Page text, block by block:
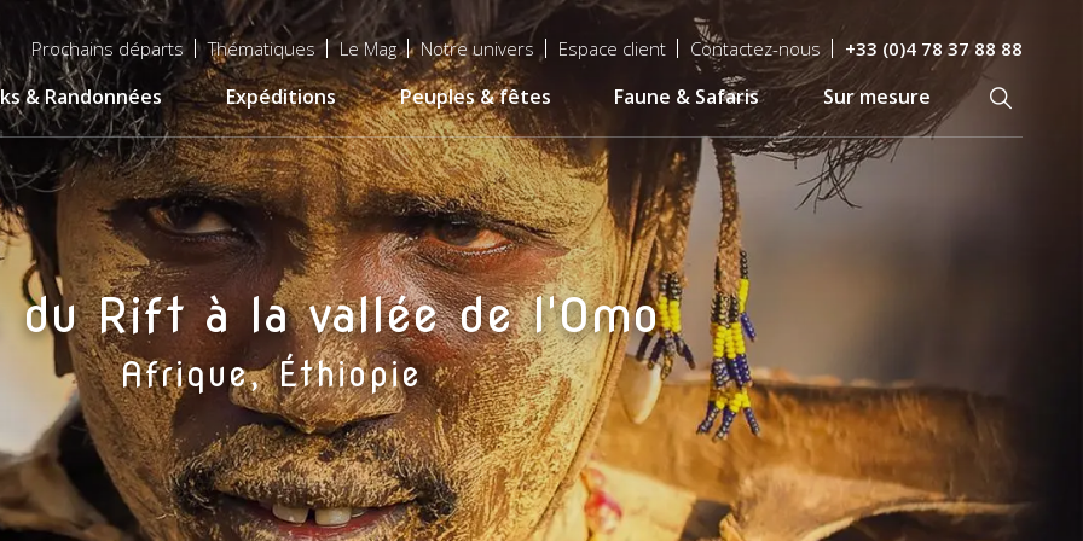
Menu
top
Prochains départs Thématiques Le Mag Notre univers Espace client Contactez-nous +33 (0)4 78 37 88 88
& Randonnées Expéditions Peuples & fêtes Faune & Safaris Sur mesure
du Rift à la vallée de l'Omo
Afrique, Éthiopie